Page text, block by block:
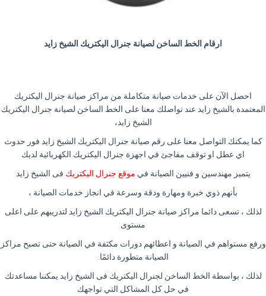
ارقام الخط الساخن لصيانة جنرال اليكتريك الشيخ زايد
احصل الآن على خدمات صيانة متكاملة من مراكز صيانة جنرال اليكتريك
المعتمدة بالشيخ زايد عند تواصلك معنا على الخط الساخن لصيانة جنرال اليكتريك
الشيخ زايد،
كما يمكنك التواصل معنا على رقم صيانة جنرال اليكتريك الشيخ زايد فور حدوث
اي عطل او توقف مفاجئ في اجهزة جنرال اليكتريك الكهربائية لديك
يتميز مهندسين و فنيين الصيانة في موقع جنرال اليكتريك فى الشيخ زايد
بأنهم ذوي خبرة ومهارة ودقة وسرعة في انجاز خدمات الصيانة ،
لذلك ، تسعى دائما مراكز صيانة جنرال اليكتريك الشيخ زايد لتدريبهم على اعلى
مستوى
ورفع مستواهم في الصيانة و اعطائهم دورات مكثفة في الصيانة حتى تصبح مراكز
الصيانة متطورة دائمًا
لذلك ، بواسطة الخط الساخن لجنرال اليكتريك فى الشيخ زايد يمكننا مساعدتك
في حل كل المشاكل التي تواجهك